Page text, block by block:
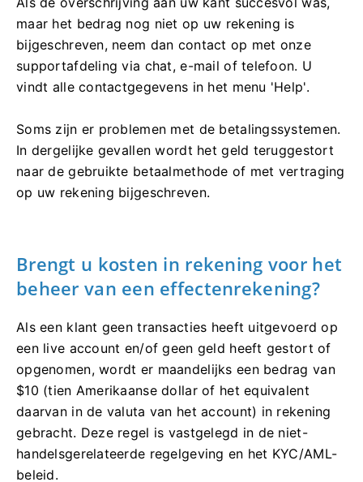
maar het bedrag nog niet op uw rekening is
bijgeschreven, neem dan contact op met onze
supportafdeling via chat, e-mail of telefoon. U
vindt alle contactgegevens in het menu 'Help'.
Soms zijn er problemen met de betalingssystemen.
In dergelijke gevallen wordt het geld teruggestort
naar de gebruikte betaalmethode of met vertraging
op uw rekening bijgeschreven.
Brengt u kosten in rekening voor het
beheer van een effectenrekening?
Als een klant geen transacties heeft uitgevoerd op
een live account en/of geen geld heeft gestort of
opgenomen, wordt er maandelijks een bedrag van
$10 (tien Amerikaanse dollar of het equivalent
daarvan in de valuta van het account) in rekening
gebracht. Deze regel is vastgelegd in de niet-
handelsgerelateerde regelgeving en het KYC/AML-
beleid.